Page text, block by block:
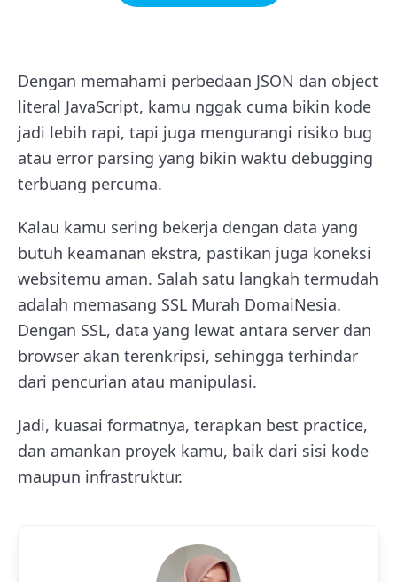
Dengan memahami perbedaan JSON dan object
literal JavaScript, kamu nggak cuma bikin kode
jadi lebih rapi, tapi juga mengurangi risiko bug
atau error parsing yang bikin waktu debugging
terbuang percuma.
Kalau kamu sering bekerja dengan data yang
butuh keamanan ekstra, pastikan juga koneksi
websitemu aman. Salah satu langkah termudah
adalah memasang SSL Murah DomaiNesia.
Dengan SSL, data yang lewat antara server dan
browser akan terenkripsi, sehingga terhindar
dari pencurian atau manipulasi.
Jadi, kuasai formatnya, terapkan best practice,
dan amankan proyek kamu, baik dari sisi kode
maupun infrastruktur.